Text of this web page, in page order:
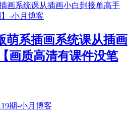
萌系插画系统课从插画
画质高清有课件没笔